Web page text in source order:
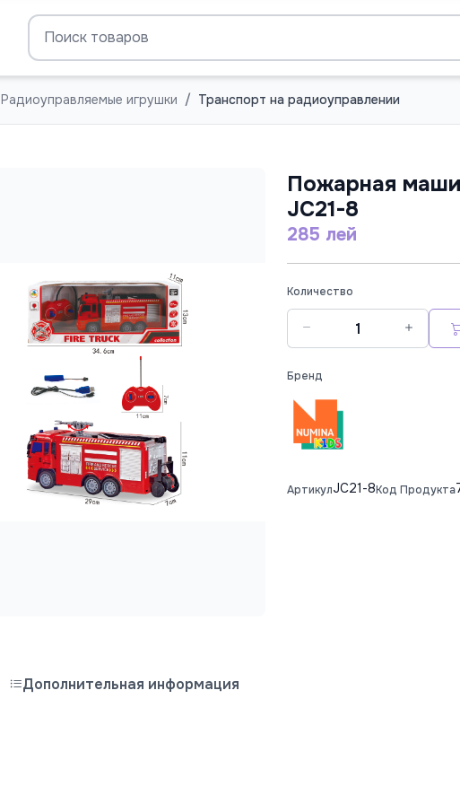
Радиоуправляемые игрушки Транспорт на радиоуправлении
Пожарная
JC21-8
285 лей
Количество
Бренд
АртикулJC21-8Код Продукта
Дополнительная информация